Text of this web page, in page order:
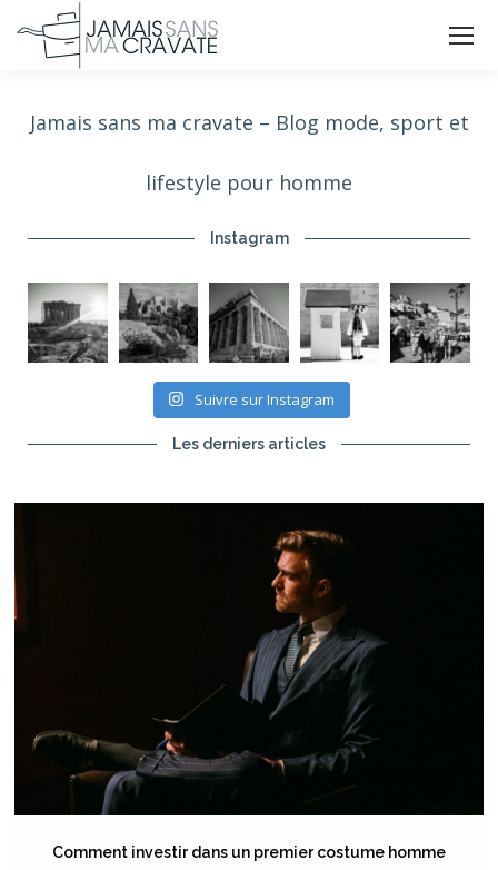
Jamais sans ma cravate – Blog mode, sport et
lifestyle pour homme
Instagram
Suivre sur Instagram
Les derniers articles
Comment investir dans un premier costume homme